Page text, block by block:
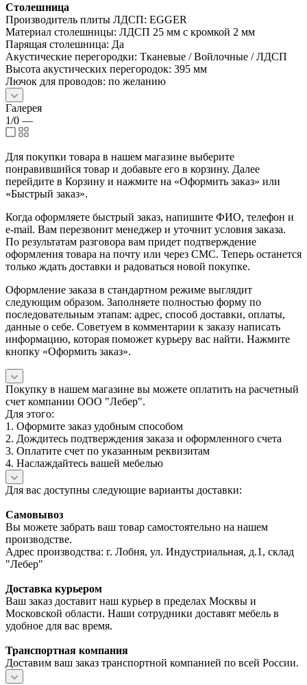
Столешница
Производитель плиты ЛДСП: EGGER
Материал столешницы: ЛДСП 25 мм с кромкой 2 мм
Парящая столешница: Да
Акустические перегородки: Тканевые / Войлочные / ЛДСП
Высота акустических перегородок: 395 мм
Лючок для проводов: по желанию
Галерея
1/0 —
Для покупки товара в нашем магазине выберите
понравившийся товар и добавьте его в корзину. Далее
перейдите в Корзину и нажмите на «Оформить заказ» или
«Быстрый заказ».
Когда оформляете быстрый заказ, напишите ФИО, телефон и
e-mail. Вам перезвонит менеджер и уточнит условия заказа.
По результатам разговора вам придет подтверждение
оформления товара на почту или через СМС. Теперь останется
только ждать доставки и радоваться новой покупке.
Оформление заказа в стандартном режиме выглядит
следующим образом. Заполняете полностью форму по
последовательным этапам: адрес, способ доставки, оплаты,
данные о себе. Советуем в комментарии к заказу написать
информацию, которая поможет курьеру вас найти. Нажмите
кнопку «Оформить заказ».
Покупку в нашем магазине вы можете оплатить на расчетный
счет компании ООО "Лебер".
Для этого:
1. Оформите заказ удобным способом
2. Дождитесь подтверждения заказа и оформленного счета
3. Оплатите счет по указанным реквизитам
4. Наслаждайтесь вашей мебелью
Для вас доступны следующие варианты доставки:
Самовывоз
Вы можете забрать ваш товар самостоятельно на нашем
производстве.
Адрес производства: г. Лобня, ул. Индустриальная, д.1, склад
"Лебер"
Доставка курьером
Ваш заказ доставит наш курьер в пределах Москвы и
Московской области. Наши сотрудники доставят мебель в
удобное для вас время.
Транспортная компания
Доставим ваш заказ транспортной компанией по всей России.